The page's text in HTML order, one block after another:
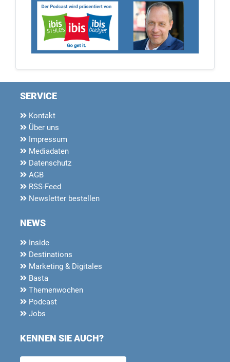
SERVICE
Kontakt
Über uns
Impressum
Mediadaten
Datenschutz
AGB
RSS-Feed
Newsletter bestellen
NEWS
Inside
Destinations
Marketing & Digitales
Basta
Themenwochen
Podcast
Jobs
KENNEN SIE AUCH?